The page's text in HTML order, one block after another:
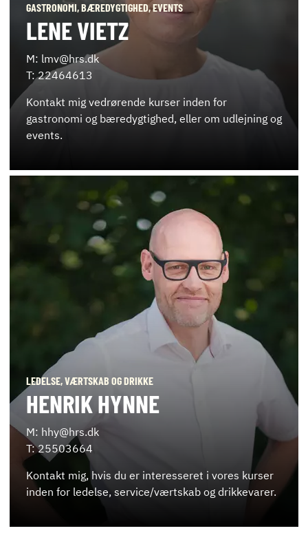
GASTRONOMI, BÆREDYGTIGHED, EVENTS
LENE VIETZ
M: lmv@hrs.dk
T: 22464613
Kontakt mig vedrørende kurser inden for
gastronomi og bæredygtighed, eller om udlejning og
events.
LEDELSE, VÆRTSKAB OG DRIKKE
HENRIK HYNNE
M: hhy@hrs.dk
T: 25503664
Kontakt mig, hvis du er interesseret i vores kurser
inden for ledelse, service/værtskab og drikkevarer.